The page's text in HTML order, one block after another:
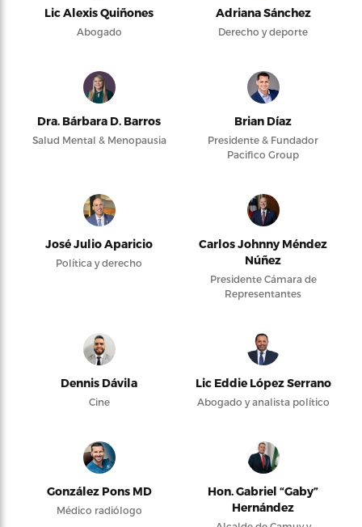
Lic Alexis Quiñones
Abogado
Adriana Sánchez
Derecho y deporte
Dra. Bárbara D. Barros
Salud Mental & Menopausia
Brian Díaz
Presidente & Fundador
Pacifico Group
José Julio Aparicio
Política y derecho
Carlos Johnny Méndez
Núñez
Presidente Cámara de
Representantes
Dennis Dávila
Cine
Lic Eddie López Serrano
Abogado y analista político
González Pons MD
Médico radiólogo
Hon. Gabriel “Gaby”
Hernández